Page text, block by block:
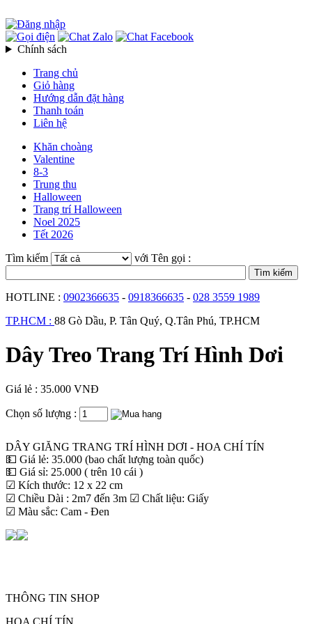
Chính sách
Trang chủ
Giỏ hàng
Hướng dẫn đặt hàng
Thanh toán
Liên hệ
Khăn choàng
Valentine
8-3
Trung thu
Halloween
Trang trí Halloween
Noel 2025
Tết 2026
Tìm kiếm
với Tên gọi :
HOTLINE : 0902366635 - 0918366635 - 028 3559 1989
TP.HCM : 88 Gò Dầu, P. Tân Quý, Q.Tân Phú, TP.HCM
Dây Treo Trang Trí Hình Dơi
Giá lẻ : 35.000 VNĐ
Chọn số lượng :
DÂY GIĂNG TRANG TRÍ HÌNH DƠI - HOA CHÍ TÍN
💵 Giá lẻ: 35.000 (bao chất lượng toàn quốc)
💵 Giá sỉ: 25.000 ( trên 10 cái )
☑ Kích thước: 12 x 22 cm
☑ Chiều Dài : 2m7 đến 3m ☑ Chất liệu: Giấy
☑ Màu sắc: Cam - Đen
THÔNG TIN SHOP
HOA CHÍ TÍN